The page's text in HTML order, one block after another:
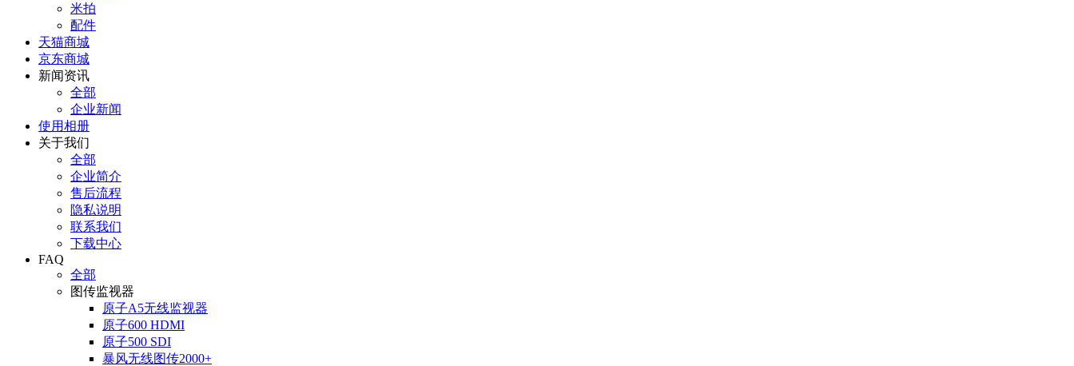
米拍
配件
天猫商城
京东商城
新闻资讯
全部
企业新闻
使用相册
关于我们
全部
企业简介
售后流程
隐私说明
联系我们
下载中心
FAQ
全部
图传监视器
原子A5无线监视器
原子600 HDMI
原子500 SDI
暴风无线图传2000+